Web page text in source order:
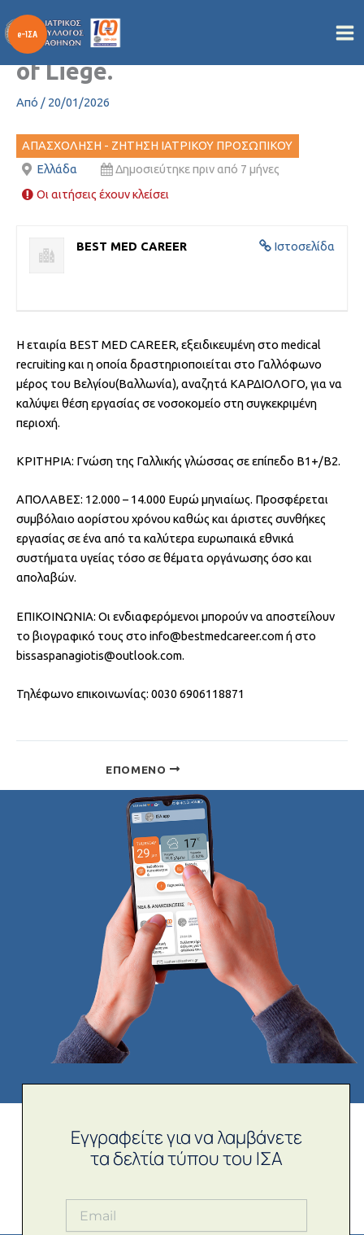
στο
περιεχόμενο
Consultant Cardiologist for
Belgian hospital in the area
of Liege.
Από / 20/01/2026
ΑΠΑΣΧΟΛΗΣΗ - ΖΗΤΗΣΗ ΙΑΤΡΙΚΟΥ ΠΡΟΣΩΠΙΚΟΥ
Ελλάδα
Δημοσιεύτηκε πριν από 7 μήνες
Οι αιτήσεις έχουν κλείσει
Ιστοσελίδα
BEST MED CAREER
Η εταιρία BEST MED CAREER, εξειδικευμένη στο medical
recruiting και η οποία δραστηριοποιείται στο Γαλλόφωνο
μέρος του Βελγίου(Βαλλωνία), αναζητά ΚΑΡΔΙΟΛΟΓΟ, για να
καλύψει θέση εργασίας σε νοσοκομείο στη συγκεκριμένη
περιοχή.
ΚΡΙΤΗΡΙΑ: Γνώση της Γαλλικής γλώσσας σε επίπεδο Β1+/Β2.
ΑΠΟΛΑΒΕΣ: 12.000 – 14.000 Ευρώ μηνιαίως. Προσφέρεται
συμβόλαιο αορίστου χρόνου καθώς και άριστες συνθήκες
εργασίας σε ένα από τα καλύτερα ευρωπαικά εθνικά
συστήματα υγείας τόσο σε θέματα οργάνωσης όσο και
απολαβών.
ΕΠΙΚΟΙΝΩΝΙΑ: Οι ενδιαφερόμενοι μπορούν να αποστείλουν
το βιογραφικό τους στο info@bestmedcareer.com ή στο
bissaspanagiotis@outlook.com.
Τηλέφωνο επικοινωνίας: 0030 6906118871
ΕΠΌΜΕΝΟ
Εγγραφείτε για να λαμβάνετε
τα δελτία τύπου του ΙΣΑ